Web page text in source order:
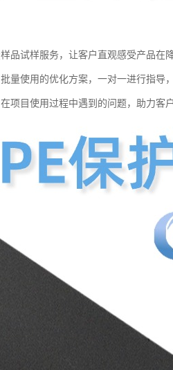
品试样服务，让客户直观感受产品在
量使用的优化方案，一对一进行指导
项目使用过程中遇到的问题，助力客